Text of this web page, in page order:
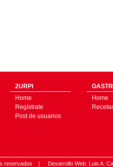
2URPI
Home
Regístrate
Post de usuarios
Home
reservados | Desarrollo Web: Luis